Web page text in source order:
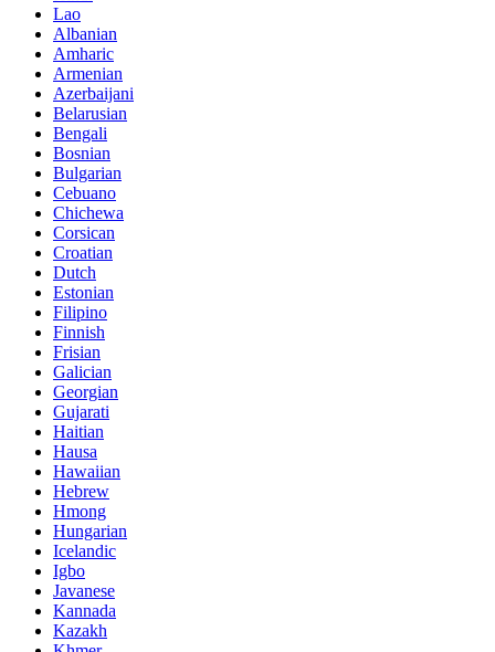
Lao
Albanian
Amharic
Armenian
Azerbaijani
Belarusian
Bengali
Bosnian
Bulgarian
Cebuano
Chichewa
Corsican
Croatian
Dutch
Estonian
Filipino
Finnish
Frisian
Galician
Georgian
Gujarati
Haitian
Hausa
Hawaiian
Hebrew
Hmong
Hungarian
Icelandic
Igbo
Javanese
Kannada
Kazakh